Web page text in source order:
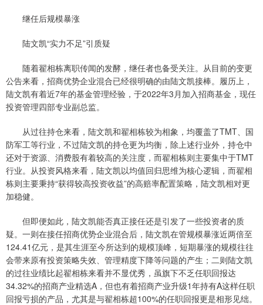
继任后规模暴涨
陆文凯“实力不足”引质疑
随着翟相栋离职传闻的发酵，继任者也备受关注。从目前的变更
公告来看，招商优势企业混合已经很明确的由陆文凯接棒。履历上，
陆文凯有着近7年的基金管理经验，于2022年3月加入招商基金，现任
投资管理四部专业副总监。
从过往持仓来看，陆文凯和翟相栋较为相象，均覆盖了TMT、国
防军工等行业，不过陆文凯的持仓更为均衡，除上述行业外，持仓中
还对于资源、消费股有着较高的关注度，而翟相栋则主要集中于TMT
行业。从投资风格来看，陆文凯以均值回归思维为核心逻辑，而翟相
栋则主要秉持“获得较高投资收益”的高赔率配置策略，陆文凯相对更
加稳健。
但即便如此，陆文凯能否真正接任还是引发了一些投资者的质
疑。一则在接任招商优势企业混合后，陆文凯在管规模暴涨近两倍至
124.41亿元，是其生涯至今所达到的规模顶峰，短期暴涨的规模往往
会带来原有投资策略失效、管理精度下降等问题的产生；二则陆文凯
的过往业绩比起翟相栋来看并不显优秀，虽旗下不乏任职回报达
34.32%的招商产业精选A，但也有着招商产业升级1年持有A这样任职
回报亏损的产品，尤其是与翟相栋超100%的任职回报更是相形见绌。